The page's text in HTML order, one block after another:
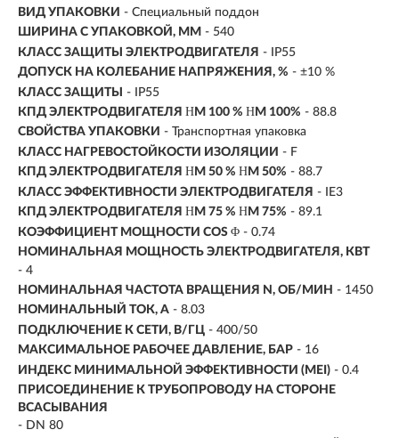
ВИД УПАКОВКИ - Специальный поддон
ШИРИНА С УПАКОВКОЙ, ММ - 540
КЛАСС ЗАЩИТЫ ЭЛЕКТРОДВИГАТЕЛЯ - IP55
ДОПУСК НА КОЛЕБАНИЕ НАПРЯЖЕНИЯ, % - ±10 %
КЛАСС ЗАЩИТЫ
- IP55
КПД ЭЛЕКТРОДВИГАТЕЛЯ ΗM 100 % ΗM 100% - 88.8
СВОЙСТВА УПАКОВКИ - Транспортная упаковка
КЛАСС НАГРЕВОСТОЙКОСТИ ИЗОЛЯЦИИ - F
КПД ЭЛЕКТРОДВИГАТЕЛЯ ΗM 50 % ΗM 50% - 88.7
КЛАСС ЭФФЕКТИВНОСТИ ЭЛЕКТРОДВИГАТЕЛЯ - IE3
КПД ЭЛЕКТРОДВИГАТЕЛЯ ΗM 75 % ΗM 75% - 89.1
КОЭФФИЦИЕНТ МОЩНОСТИ COS Φ - 0.74
НОМИНАЛЬНАЯ МОЩНОСТЬ ЭЛЕКТРОДВИГАТЕЛЯ, КВТ
- 4
НОМИНАЛЬНАЯ ЧАСТОТА ВРАЩЕНИЯ N, ОБ/МИН - 1450
НОМИНАЛЬНЫЙ ТОК, А - 8.03
ПОДКЛЮЧЕНИЕ К СЕТИ, В/ГЦ - 400/50
МАКСИМАЛЬНОЕ РАБОЧЕЕ ДАВЛЕНИЕ, БАР - 16
ИНДЕКС МИНИМАЛЬНОЙ ЭФФЕКТИВНОСТИ (MEI) - 0.4
ПРИСОЕДИНЕНИЕ К ТРУБОПРОВОДУ НА СТОРОНЕ
ВСАСЫВАНИЯ
- DN 80